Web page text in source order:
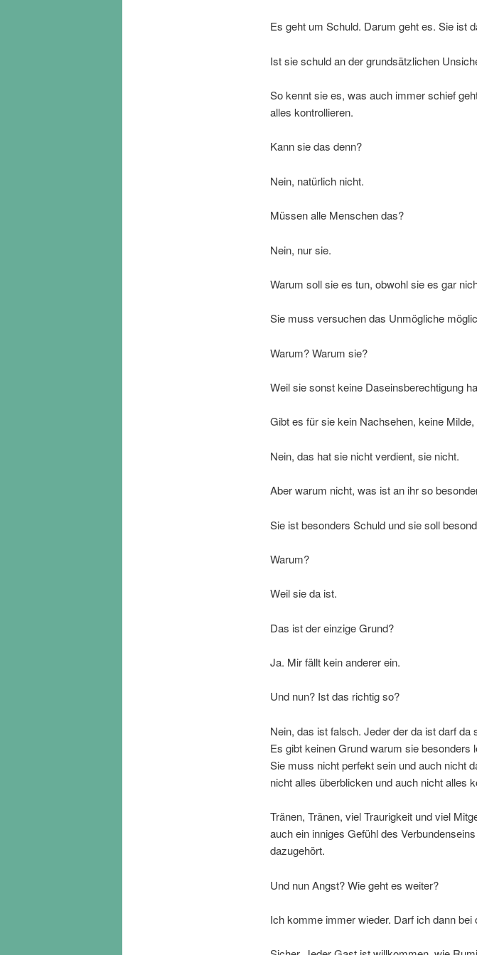
Es geht um Schuld. Darum geht es. Sie ist
Ist sie schuld an der grundsätzlichen
So kennt sie es, was auch immer schief
alles kontrollieren.
Kann sie das denn?
Nein, natürlich nicht.
Müssen alle Menschen das?
Nein, nur sie.
Warum soll sie es tun, obwohl sie es gar
Sie muss versuchen das Unmögliche
Warum? Warum sie?
Weil sie sonst keine Daseinsberechtigung
Gibt es für sie kein Nachsehen, keine
Nein, das hat sie nicht verdient, sie nicht.
Aber warum nicht, was ist an ihr so
Sie ist besonders Schuld und sie soll
Warum?
Weil sie da ist.
Das ist der einzige Grund?
Ja. Mir fällt kein anderer ein.
Und nun? Ist das richtig so?
Nein, das ist falsch. Jeder der da ist darf
Es gibt keinen Grund warum sie
Sie muss nicht perfekt sein und auch nicht
nicht alles überblicken und auch nicht alles
Tränen, Tränen, viel Traurigkeit und viel
auch ein inniges Gefühl des
dazugehört.
Und nun Angst? Wie geht es weiter?
Ich komme immer wieder. Darf ich dann bei